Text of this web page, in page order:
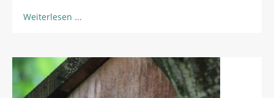
Weiterlesen